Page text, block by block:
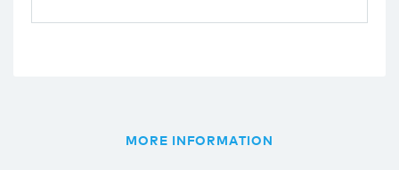
MORE INFORMATION